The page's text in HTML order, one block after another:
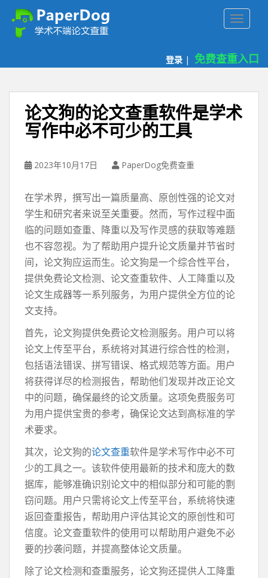
登录 | 免费查重入口
论文狗的论文查重软件是学术
写作中必不可少的工具
2023年10月17日 PaperDog免费查重
在学术界，撰写出一篇质量高、原创性强的论文对
学生和研究者来说至关重要。然而，写作过程中面
临的问题如查重、降重以及写作灵感的获取等难题
也不容忽视。为了帮助用户提升论文质量并节省时
间，论文狗应运而生。论文狗是一个综合性平台，
提供免费论文检测、论文查重软件、人工降重以及
论文生成器等一系列服务，为用户提供全方位的论
文支持。
首先，论文狗提供免费论文检测服务。用户可以将
论文上传至平台，系统将对其进行综合性的检测，
包括语法错误、拼写错误、格式规范等方面。用户
将获得详尽的检测报告，帮助他们发现并改正论文
中的问题，确保最终的论文质量。这项免费服务可
为用户提供宝贵的参考，确保论文达到高标准的学
术要求。
其次，论文狗的论文查重软件是学术写作中必不可
少的工具之一。该软件使用最新的技术和庞大的数
据库，能够准确识别论文中的相似部分和可能的剽
窃问题。用户只需将论文上传至平台，系统将快速
返回查重报告，帮助用户评估其论文的原创性和可
信度。论文查重软件的使用可以帮助用户避免不必
要的抄袭问题，并提高整体论文质量。
除了论文检测和查重服务，论文狗还提供人工降重